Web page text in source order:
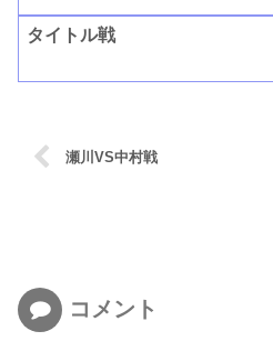
タイトル戦
瀬川VS中村戦
コメント